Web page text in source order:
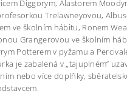
Diggorym, Alastorem
Trelawneyovou,
ve školním hábitu, Ronem
Grangerovou ve školním
Potterem v pyžamu a
je zabalená v „tajuplném“
nebo více doplňky,